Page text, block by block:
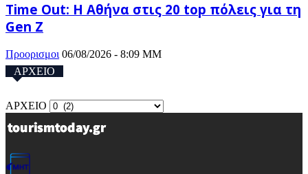
Time Out: Η Αθήνα στις 20 top πόλεις για τη
Gen Z
Προορισμοι 06/08/2026 - 8:09 ΜΜ
ΑΡΧΕΙΟ
ΑΡΧΕΙΟ